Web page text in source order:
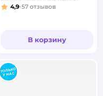
Рейтинг:
4,9 57 отзывов
В корзину